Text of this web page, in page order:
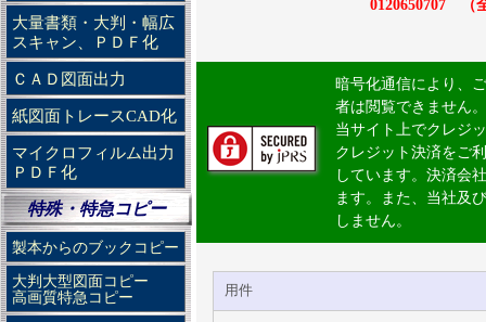
大量書類・大判・幅広
スキャン、ＰＤＦ化
ＣＡＤ図面出力
紙図面トレースCAD化
マイクロフィルム出力
ＰＤＦ化
特殊・特急コピー
製本からのブックコピー
大判大型図面コピー
高画質特急コピー
0120650707 （
暗号化通信により、
者は閲覧できません。
当サイト上でクレジ
クレジット決済をご
しています。決済会
ます。また、当社及
しません。
用件